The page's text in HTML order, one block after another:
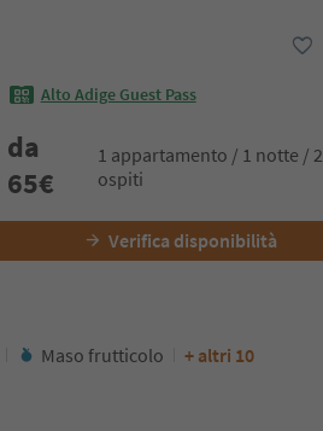
Alto Adige Guest Pass
da
65€
1 appartamento / 1 notte / 2
ospiti
Verifica disponibilità
Maso frutticolo + altri 10